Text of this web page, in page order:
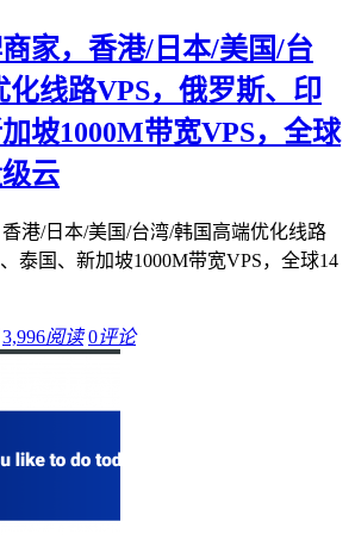
家，香港/日本/美国/台
化线路VPS，俄罗斯、印
坡1000M带宽VPS，全球
云
港/日本/美国/台湾/韩国高端优化线路
泰国、新加坡1000M带宽VPS，全球14
3,996阅读 0评论